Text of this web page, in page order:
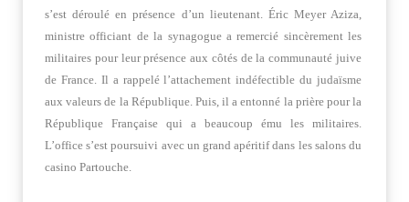
s’est déroulé en présence d’un lieutenant. Éric Meyer Aziza,
ministre officiant de la synagogue a remercié sincèrement les
militaires pour leur présence aux côtés de la communauté juive
de France. Il a rappelé l’attachement indéfectible du judaïsme
aux valeurs de la République. Puis, il a entonné la prière pour la
République Française qui a beaucoup ému les militaires.
L’office s’est poursuivi avec un grand apéritif dans les salons du
casino Partouche.